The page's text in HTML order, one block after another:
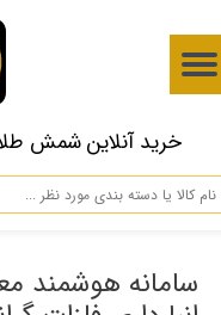
​خرید آنلاین شمش
حساب کاربری من
سفارشات
سامانه هوشمند